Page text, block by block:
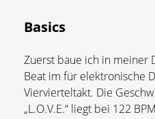
Basics
Zuerst baue ich in meiner
Beat im für elektronische
Viervierteltakt. Die
„L.O.V.E.“ liegt bei 122